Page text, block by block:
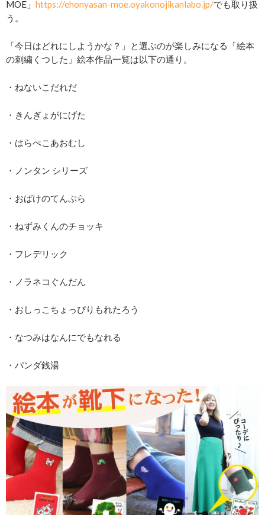
MOE」 https://ehonyasan-moe.oyakonojikanlabo.jp/でも取り扱
う。
「今日はどれにしようかな？」と選ぶのが楽しみになる「絵本
の刺繍くつした」絵本作品一覧は以下の通り。
・ねないこだれだ
・きんぎょがにげた
・はらぺこあおむし
・ノンタン シリーズ
・おばけのてんぷら
・ねずみくんのチョッキ
・フレデリック
・ノラネコぐんだん
・おしっこちょっぴりもれたろう
・なつみはなんにでもなれる
・パンダ銭湯